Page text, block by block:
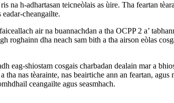
na h-adhartasan teicneòlais as ùire. Tha feartan
cheangailte.
air na buannachdan a tha OCPP 2 a’
roghainn dha neach sam bith a tha airson eòlas
eag-shiostam cosgais charbadan dealain mar a
nas tèarainte, nas beairtiche ann an feartan, agus
ceangailte agus seasmhach.